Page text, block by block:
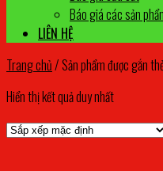
Báo giá các sản
LIÊN HỆ
Trang chủ/Sản phẩm được gắn
Hiển thị kết quả duy nhất